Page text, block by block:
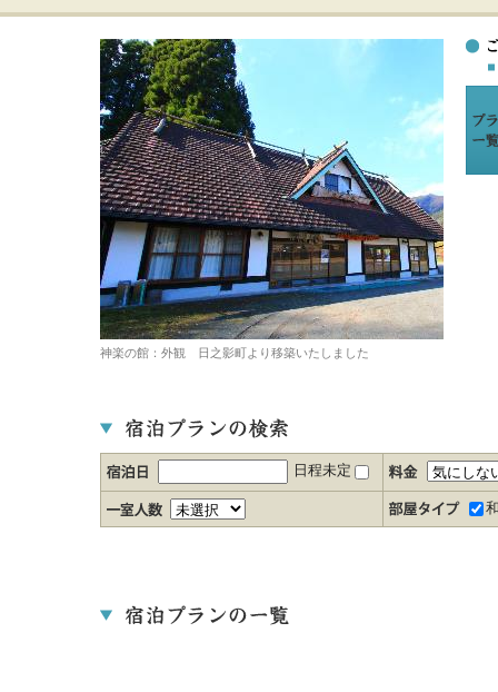
神楽の館：外観 日之影町より移築いたしました
日程未定